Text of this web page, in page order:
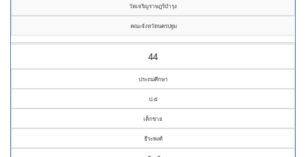
วัดเจริญราษฎร์บำรุง
คณะจังหวัดนครปฐม
44
ประถมศึกษา
ป.๕
เด็กชาย
ธีระพงศ์